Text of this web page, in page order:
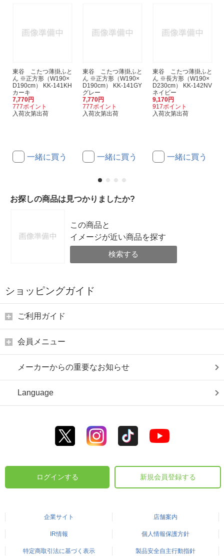
東谷 こたつ薄掛ふと
ん ※正方形（W190×
D190cm） KK-141KH
カーキ
7,770円
777ポイント
入荷次第出荷
一緒に買う
東谷 こたつ薄掛ふと
ん ※正方形（W190×
D190cm） KK-141GY
グレー
7,770円
777ポイント
入荷次第出荷
一緒に買う
東谷 こたつ薄掛ふと
ん ※長方形（W190×
D230cm） KK-142NV
ネイビー
9,170円
917ポイント
入荷次第出荷
一緒に買う
お探しの商品は見つかりましたか?
この商品と
イメージが近い商品を探す
検索する
ショッピングガイド
ご利用ガイド
会員メニュー
メーカーからの重要なお知らせ
Language
ログインする 新規会員登録する
企業サイト 店舗案内
IR情報 個人情報保護方針
特定商取引法に基づく表示 製品安全自主行動指針